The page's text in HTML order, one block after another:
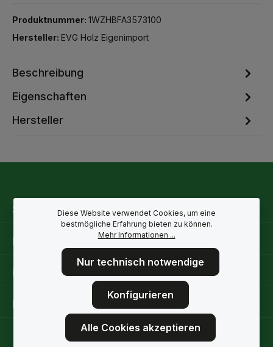
Produktnummer: 1WZHBFA3573100
Hersteller: EVG Holz Eigenimport
Beschreibung
Eigenschaften
Hersteller
Service-Hotline
Rechtliche Hinweise
Informationen
Folge uns
Diese Website verwendet Cookies, um eine
bestmögliche Erfahrung bieten zu können.
Mehr Informationen ...
Nur technisch notwendige
Konfigurieren
Alle Cookies akzeptieren